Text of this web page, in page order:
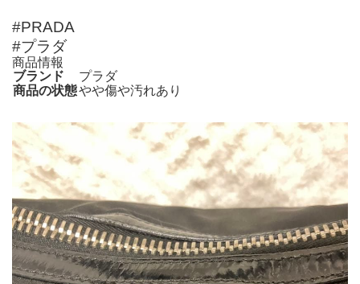
#PRADA
#プラダ
商品情報
ブランド
プラダ
商品の状態やや傷や汚れあり